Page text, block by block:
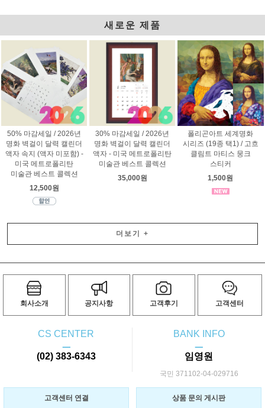
새로운 제품
50% 마감세일 / 2026년
명화 벽걸이 달력 캘린더
액자 속지 (액자 미포함) -
미국 메트로폴리탄
미술관 베스트 콜렉션
12,500원
30% 마감세일 / 2026년
명화 벽걸이 달력 캘린더
액자 - 미국 메트로폴리탄
미술관 베스트 콜렉션
35,000원
폴리곤아트 세계명화
시리즈 (19종 택1) / 고흐
클림트 마티스 뭉크
스티커
1,500원
더보기 +
회사소개 공지사항 고객후기 고객센터
CS CENTER
ㅡ
(02) 383-6343
BANK INFO
ㅡ
임영원
국민 371102-04-029716
고객센터 연결 상품 문의 게시판